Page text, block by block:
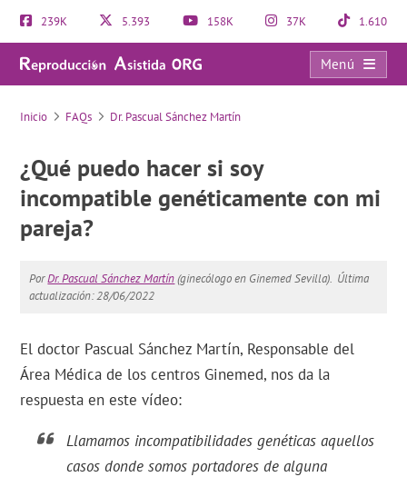
239K 5.393 158K 37K 1.610
Menú
FAQs
Inicio FAQs Dr. Pascual Sánchez Martín
¿Qué puedo hacer si soy
incompatible genéticamente con mi
pareja?
PorDr. Pascual Sánchez Martín(ginecólogo en Ginemed Sevilla). Última
actualización: 28/06/2022
El doctor Pascual Sánchez Martín, Responsable del
Área Médica de los centros Ginemed, nos da la
respuesta en este vídeo:
Llamamos incompatibilidades genéticas aquellos
casos donde somos portadores de alguna